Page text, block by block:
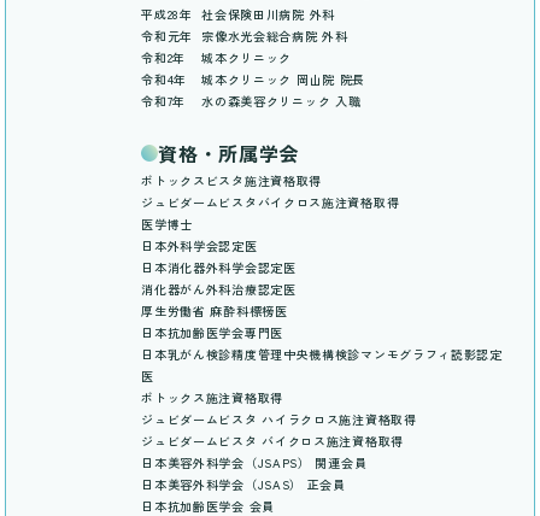
平成28年
社会保険田川病院 外科
令和元年
宗像水光会総合病院 外科
令和2年
城本クリニック
令和4年
城本クリニック 岡山院 院長
令和7年
水の森美容クリニック 入職
資格・所属学会
ボトックスビスタ施注資格取得
ジュビダームビスタバイクロス施注資格取得
医学博士
日本外科学会認定医
日本消化器外科学会認定医
消化器がん外科治療認定医
厚生労働省 麻酔科標榜医
日本抗加齢医学会専門医
日本乳がん検診精度管理中央機構検診マンモグラフィ読影認定
医
ボトックス施注資格取得
ジュビダームビスタ ハイラクロス施注資格取得
ジュビダームビスタ バイクロス施注資格取得
日本美容外科学会（JSAPS） 関連会員
日本美容外科学会（JSAS） 正会員
日本抗加齢医学会 会員